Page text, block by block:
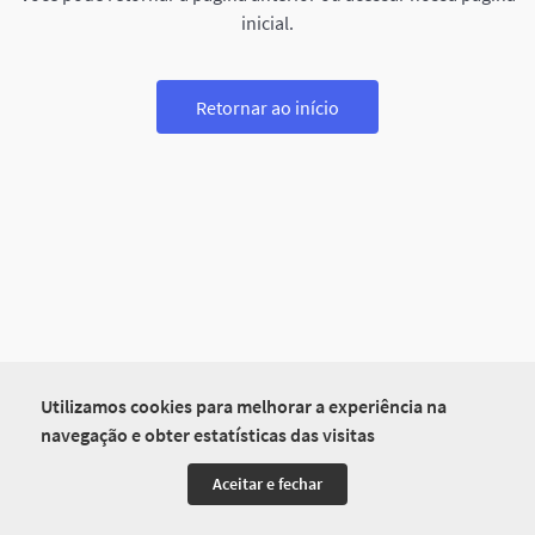
Utilizamos cookies para melhorar a experiência na
navegação e obter estatísticas das visitas
Aceitar e fechar
inicial.
Retornar ao início